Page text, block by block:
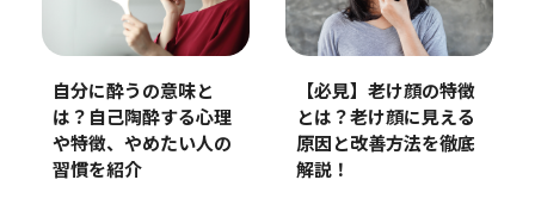
自分に酔うの意味と
は？自己陶酔する心理
や特徴、やめたい人の
習慣を紹介
【必見】老け顔の特徴
とは？老け顔に見える
原因と改善方法を徹底
解説！